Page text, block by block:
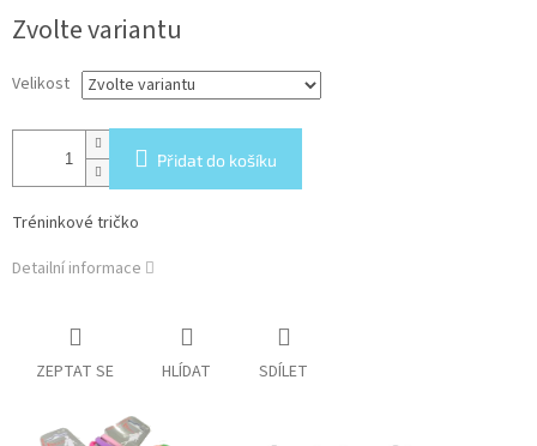
cena:
Zvolte variantu
Velikost
Přidat do košíku
Tréninkové tričko
Detailní informace
ZEPTAT SE HLÍDAT SDÍLET